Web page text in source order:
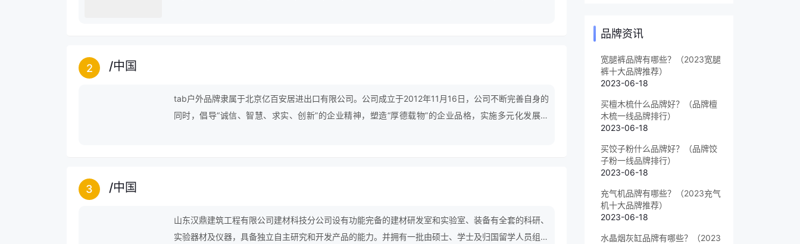
2 /中国
tab户外品牌隶属于北京亿百安居进出口有限公司。公司成立于2012年11月16日，公司不断完善自身的
同时，倡导“诚信、智慧、求实、创新”的企业精神，塑造“厚德载物”的企业品格，实施多元化发展战
3 /中国
山东汉鼎建筑工程有限公司建材科技分公司设有功能完备的建材研发室和实验室、装备有全套的科研、
实验器材及仪器，具备独立自主研究和开发产品的能力。并拥有一批由硕士、学士及归国留学人员组成
品牌资讯
宽腿裤品牌有哪些？（2023宽腿
裤十大品牌推荐）
2023-06-18
买檀木梳什么品牌好？（品牌檀
木梳一线品牌排行）
2023-06-18
买饺子粉什么品牌好？（品牌饺
子粉一线品牌排行）
2023-06-18
充气机品牌有哪些？（2023充气
机十大品牌推荐）
2023-06-18
水晶烟灰缸品牌有哪些？（2023